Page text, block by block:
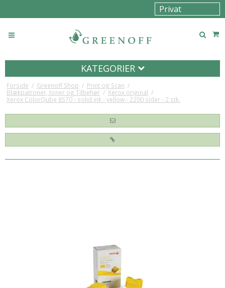
KATEGORIER
Forside / Greenoff Shop / Print og Scan /
Blækpatroner, toner og Tilbehør / Xerox original /
Xerox ColorQube 8570 - solid ink - yellow - 2200 sider - 2 stk.